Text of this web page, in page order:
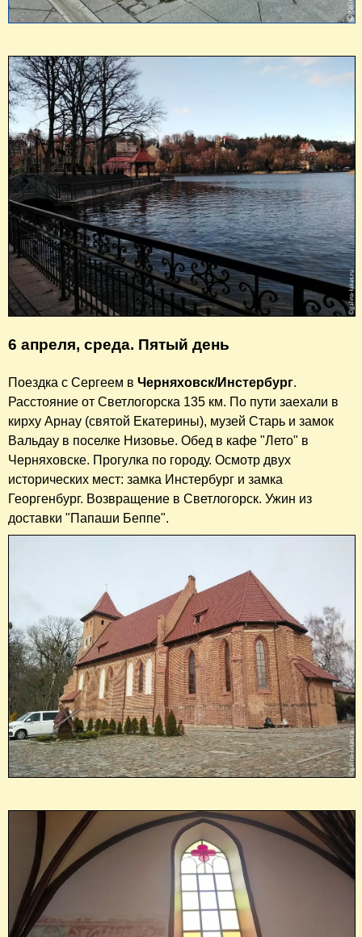
6 апреля, среда. Пятый день
Поездка с Сергеем в Черняховск/Инстербург.
Расстояние от Светлогорска 135 км. По пути заехали в
кирху Арнау (святой Екатерины), музей Старь и замок
Вальдау в поселке Низовье. Обед в кафе "Лето" в
Черняховске. Прогулка по городу. Осмотр двух
исторических мест: замка Инстербург и замка
Георгенбург. Возвращение в Светлогорск. Ужин из
доставки "Папаши Беппе".